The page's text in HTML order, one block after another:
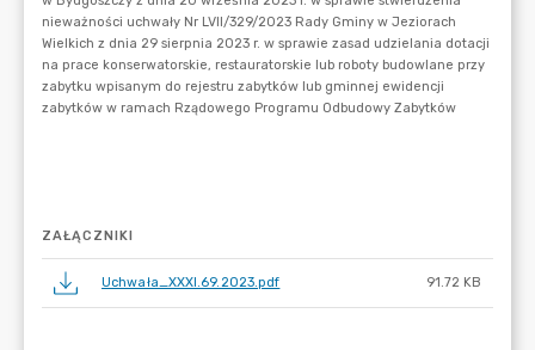
ZAŁĄCZNIKI
Uchwała_XXXI.69.2023.pdf 91.72 KB